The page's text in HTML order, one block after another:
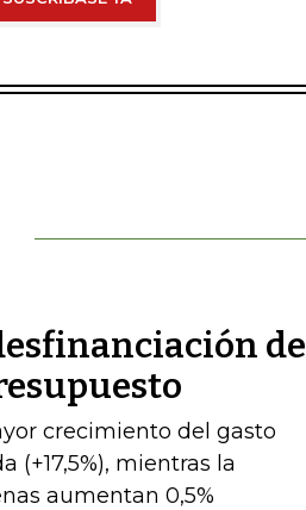
de
crecimiento del gasto
(+17,5%), mientras la
aumentan 0,5%